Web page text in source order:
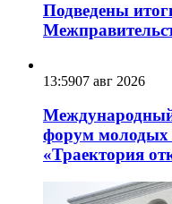
Подведены
13:5907 авг 2026
Международный
форум молодых
«Траектория